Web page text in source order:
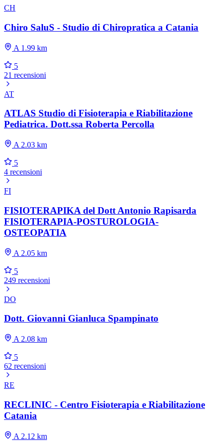
CH
Chiro SaluS - Studio di Chiropratica a Catania
A 1.99 km
5
21 recensioni
AT
ATLAS Studio di Fisioterapia e Riabilitazione
Pediatrica. Dott.ssa Roberta Percolla
A 2.03 km
5
4 recensioni
FI
FISIOTERAPIKA del Dott Antonio Rapisarda
FISIOTERAPIA-POSTUROLOGIA-
OSTEOPATIA
A 2.05 km
5
249 recensioni
DO
Dott. Giovanni Gianluca Spampinato
A 2.08 km
5
62 recensioni
RE
RECLINIC - Centro Fisioterapia e Riabilitazione
Catania
A 2.12 km